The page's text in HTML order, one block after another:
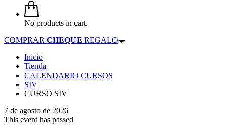
No products in cart.
COMPRAR CHEQUE REGALO
Inicio
Tienda
CALENDARIO CURSOS
SIV
CURSO SIV
7 de agosto de 2026
This event has passed